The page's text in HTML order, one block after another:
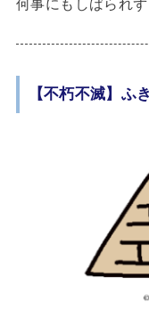
何事にもしばられ
【不朽不滅】ふ